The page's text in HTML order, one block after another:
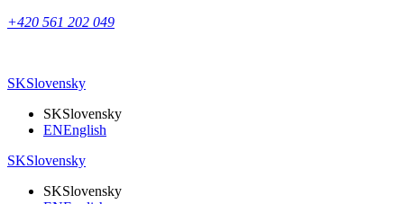
+420 561 202 049
SKSlovensky
SKSlovensky
ENEnglish
SKSlovensky
SKSlovensky